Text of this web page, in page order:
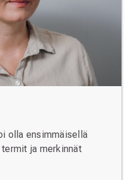
olla ensimmäisellä
ja merkinnät